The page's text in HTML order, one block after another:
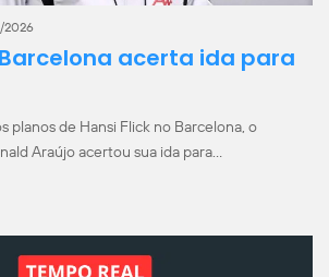
2026
acerta ida para
planos de Hansi Flick no Barcelona, o
Araújo acertou sua ida para…